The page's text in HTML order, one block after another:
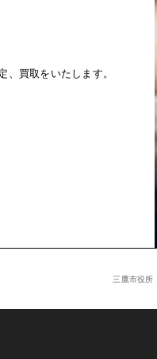
買取をいたします。
三鷹市役所